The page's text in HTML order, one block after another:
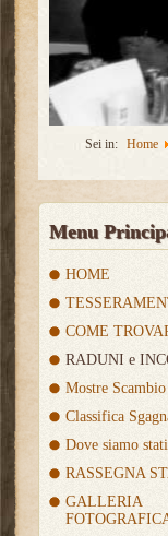
Sei in: Home
Menu
HOME
COME
RADUNI e
Mostre Scambio
Classifica
Dove siamo stati
RASSEGNA
GALLERIA